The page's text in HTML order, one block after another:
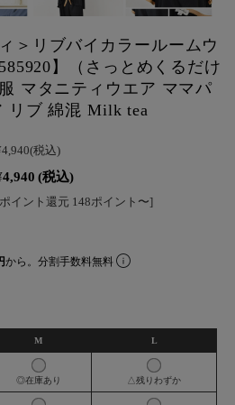
＞リブバイカラールームウ
】（さっとめくるだけ
マタニティウエア ママパ
リブ 綿混 Milk tea
(税込)
(税込)
イント還元 148ポイント〜]
から。分割手数料無料
M L
◎在庫あり
△残りわずか